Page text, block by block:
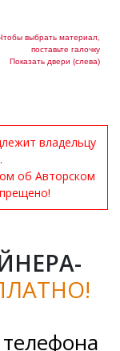
выбрать материал,
поставьте галочку
Показать двери (слева)
владельцу
об Авторском